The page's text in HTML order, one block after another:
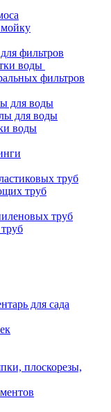
фильтров
воды
фильтров
для воды
для воды
воды
труб
труб
труб
для сада
плоскорезы,